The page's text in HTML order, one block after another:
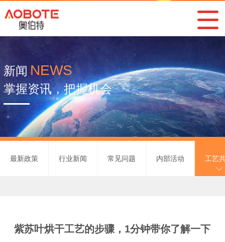
新闻 NEWS
掌握资讯，把握机会
最新政策 行业新闻 常见问题 内部活动 工艺
紫苏叶烘干工艺的步骤，1分钟带你了解一下